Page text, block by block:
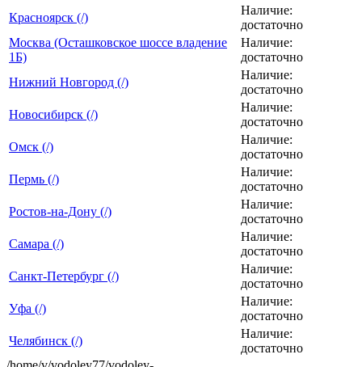
Красноярск (/)
Наличие:
достаточно
Москва (Осташковское шоссе владение
1Б)
Наличие:
достаточно
Нижний Новгород (/)
Наличие:
достаточно
Новосибирск (/)
Наличие:
достаточно
Омск (/)
Наличие:
достаточно
Пермь (/)
Наличие:
достаточно
Ростов-на-Дону (/)
Наличие:
достаточно
Самара (/)
Наличие:
достаточно
Санкт-Петербург (/)
Наличие:
достаточно
Уфа (/)
Наличие:
достаточно
Челябинск (/)
Наличие:
достаточно